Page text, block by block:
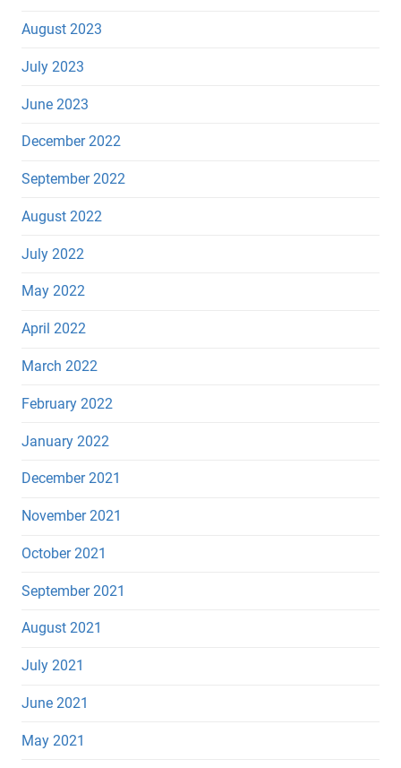
August 2023
July 2023
June 2023
December 2022
September 2022
August 2022
July 2022
May 2022
April 2022
March 2022
February 2022
January 2022
December 2021
November 2021
October 2021
September 2021
August 2021
July 2021
June 2021
May 2021